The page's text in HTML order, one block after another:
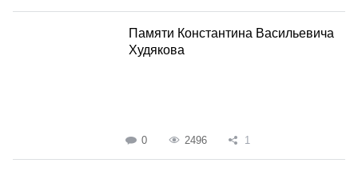
Памяти Константина Васильевича
Худякова
0 2496 1